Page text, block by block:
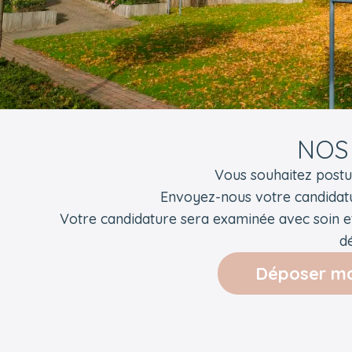
Vous souhaitez
Envoyez-nous votre
Votre candidature sera examinée avec soin
Déposer